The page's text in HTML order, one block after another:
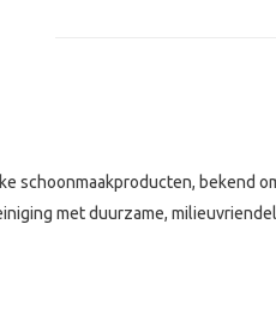
schoonmaakproducten, bekend
met duurzame,